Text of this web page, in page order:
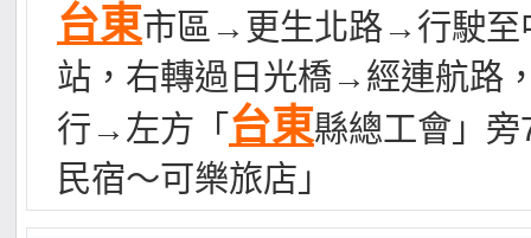
台東市區→更生北路→行駛至
站，右轉過日光橋→經連航路
行→左方「 台東縣總工會」
民宿～可樂旅店」